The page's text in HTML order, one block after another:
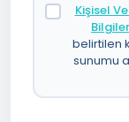
Kişisel
belirtilen
sunumu